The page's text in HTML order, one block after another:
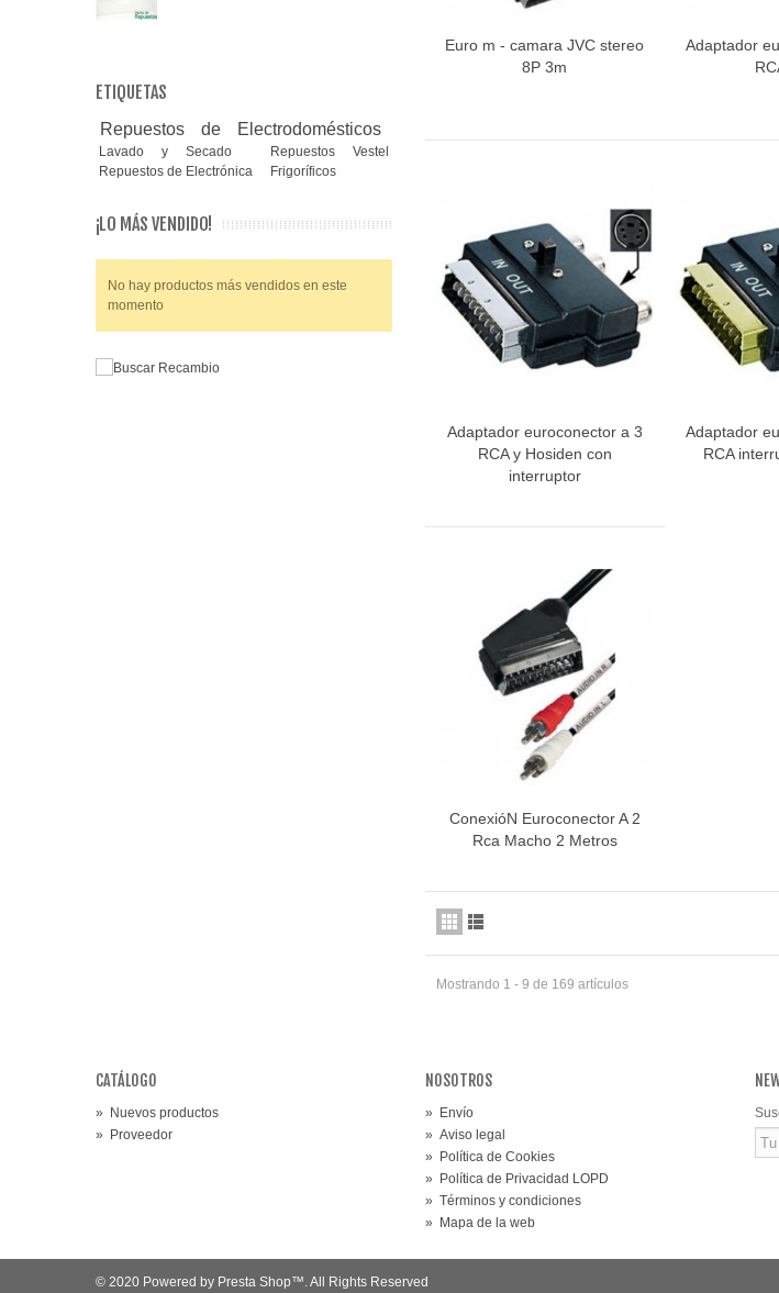
ETIQUETAS
Repuestos de Electrodomésticos
Lavado y Secado
Repuestos Vestel
Repuestos de Electrónica
Frigoríficos
¡LO MÁS VENDIDO!
No hay productos más vendidos en este
momento
Vista rápida
Euro m - camara JVC stereo
8P 3m
Vista
Adaptador
Vista rápida
Adaptador euroconector a 3
RCA y Hosiden con
interruptor
Vista
Adaptador
RCA
Vista rápida
ConexióN Euroconector A 2
Rca Macho 2 Metros
Mostrando 1 - 9 de 169 artículos
CATÁLOGO
»
Nuevos productos
»
Proveedor
NOSOTROS
»
Envío
» Aviso legal
»
Política de Cookies
»
Política de Privacidad LOPD
» Términos y condiciones
»
Mapa de la web
© 2020 Powered by Presta Shop™. All Rights Reserved